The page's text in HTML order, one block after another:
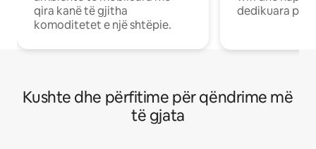
qira kanë të gjitha
komoditetet e një shtëpie.
dedikuara
Kushte dhe përfitime për qëndrime më
të gjata